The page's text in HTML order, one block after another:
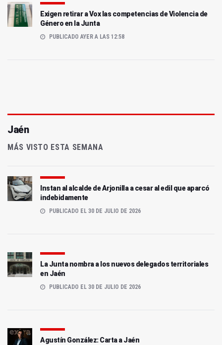
Exigen retirar a Vox las competencias de Violencia de
Género en la Junta
PUBLICADO AYER A LAS 12:58
Jaén
MÁS VISTO ESTA SEMANA
Instan al alcalde de Arjonilla a cesar al edil que aparcó
indebidamente
PUBLICADO EL 30 DE JULIO DE 2026
La Junta nombra a los nuevos delegados territoriales
en Jaén
PUBLICADO EL 30 DE JULIO DE 2026
Agustín González: Carta a Jaén